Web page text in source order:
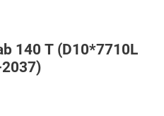
140 T (D10*7710L